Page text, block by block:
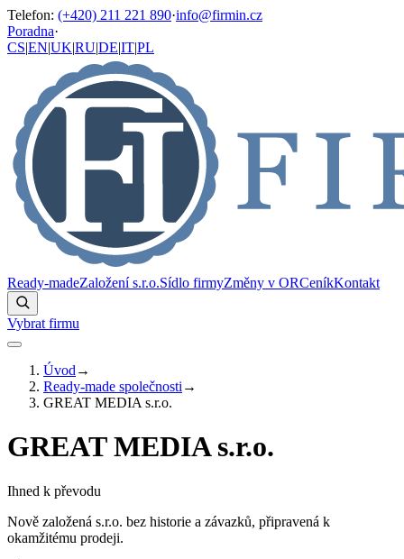
Telefon: (+420) 211 221 890·info@firmin.cz
Poradna·
CS|EN|UK|RU|DE|IT|PL
Ready-madeZaložení s.r.o.Sídlo firmyZměny v ORCeníkKontakt
Vybrat firmu
Úvod →
Ready-made společnosti →
GREAT MEDIA s.r.o.
GREAT MEDIA s.r.o.
Ihned k převodu
Nově založená s.r.o. bez historie a závazků, připravená k
okamžitému prodeji.